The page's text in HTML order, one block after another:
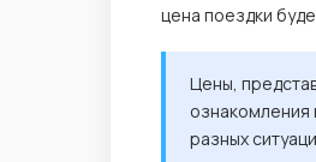
цена поездки
Цены,
ознакомления
разных